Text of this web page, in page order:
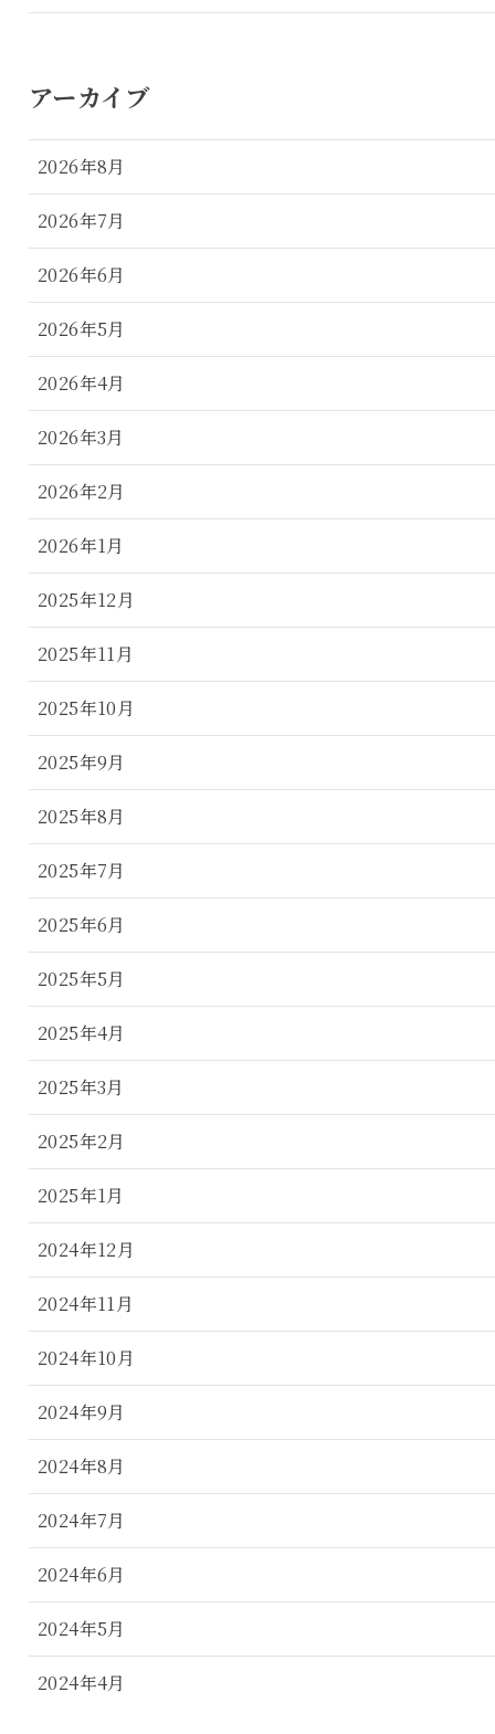
アーカイブ
2026年8月
2026年7月
2026年6月
2026年5月
2026年4月
2026年3月
2026年2月
2026年1月
2025年12月
2025年11月
2025年10月
2025年9月
2025年8月
2025年7月
2025年6月
2025年5月
2025年4月
2025年3月
2025年2月
2025年1月
2024年12月
2024年11月
2024年10月
2024年9月
2024年8月
2024年7月
2024年6月
2024年5月
2024年4月